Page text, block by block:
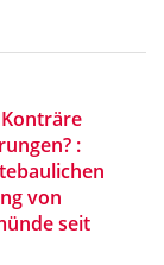
:
von
seit